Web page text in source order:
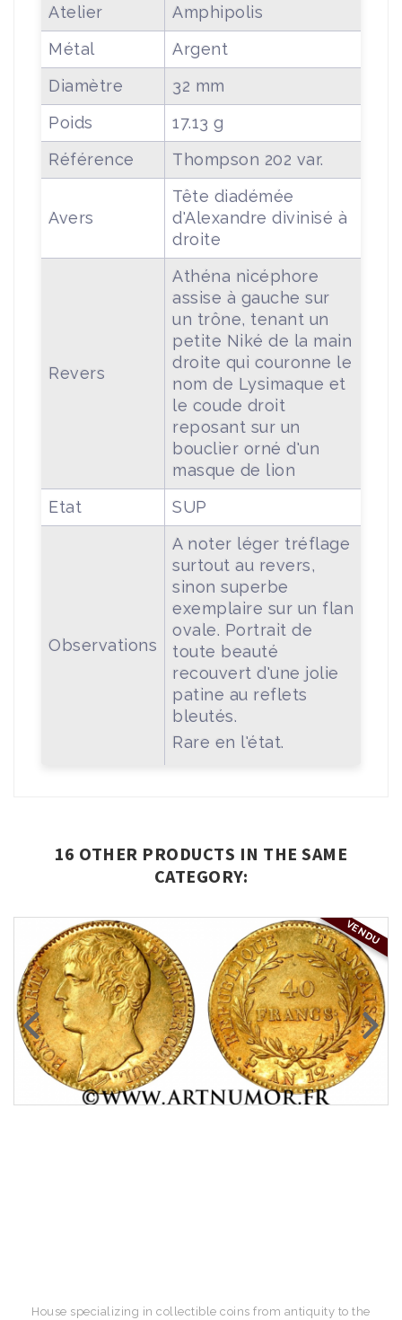
Atelier
Amphipolis
Métal
Argent
Diamètre
32 mm
Poids
17.13 g
Référence
Thompson 202 var.
Avers
Tête diadémée
d'Alexandre divinisé à
droite
Revers
Athéna nicéphore
assise à gauche sur
un trône, tenant un
petite Niké de la main
droite qui couronne le
nom de Lysimaque et
le coude droit
reposant sur un
bouclier orné d'un
masque de lion
Etat
SUP
Observations
A noter léger tréflage
surtout au revers,
sinon superbe
exemplaire sur un flan
ovale. Portrait de
toute beauté
recouvert d'une jolie
patine au reflets
bleutés.
Rare en l'état.
16 OTHER PRODUCTS IN THE SAME
CATEGORY:
VENDU
House specializing in collectible coins from antiquity to the